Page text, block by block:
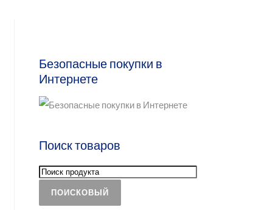
Безопасные покупки в
Интернете
Поиск товаров
ПОИСКОВЫЙ